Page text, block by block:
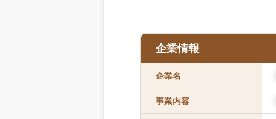
企業情報
企業名
事業内容